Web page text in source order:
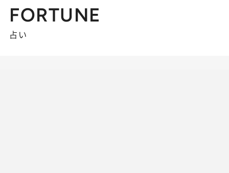
FORTUNE
占い